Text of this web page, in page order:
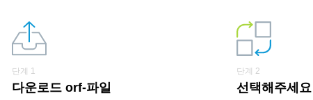
단계 1
다운로드 orf-파일
단계 2
선택해주세